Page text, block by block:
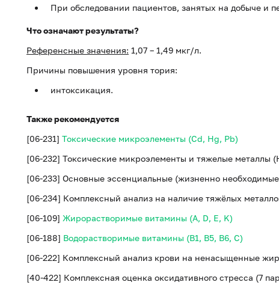
При обследовании пациентов, занятых на добыче и
Что означают результаты?
Референсные значения: 1,07 – 1,49 мкг/л.
Причины повышения уровня тория:
интоксикация.
Также рекомендуется
[06-231] Токсические микроэлементы (Cd, Hg, Pb)
[06-232] Токсические микроэлементы и тяжелые металлы
[06-233] Основные эссенциальные (жизненно
[06-234] Комплексный анализ на наличие тяжёлых
[06-109] Жирорастворимые витамины (A, D, E, K)
[06-188] Водорастворимые витамины (B1, B5, B6, С)
[06-222] Комплексный анализ крови на ненасыщенные
[40-422] Комплексная оценка оксидативного стресса (7